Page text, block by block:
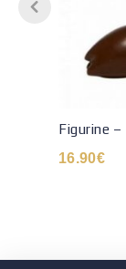
Figurine –
16.90€